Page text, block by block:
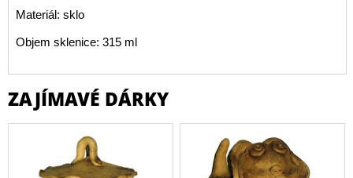
Materiál: sklo
Objem sklenice: 315 ml
ZAJÍMAVÉ DÁRKY